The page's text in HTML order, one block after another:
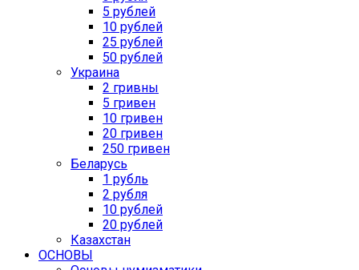
5 рублей
10 рублей
25 рублей
50 рублей
Украина
2 гривны
5 гривен
10 гривен
20 гривен
250 гривен
Беларусь
1 рубль
2 рубля
10 рублей
20 рублей
Казахстан
ОСНОВЫ